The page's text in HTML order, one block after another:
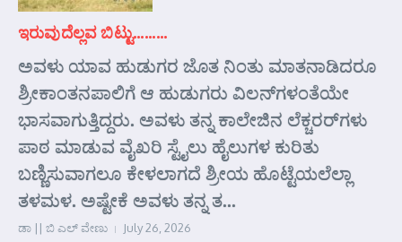
ಇರುವುದೆಲ್ಲವ ಬಿಟ್ಟು………
ಅವಳು ಯಾವ ಹುಡುಗರ ಜೊತ ನಿಂತು ಮಾತನಾಡಿದರೂ
ಶ್ರೀಕಾಂತನಪಾಲಿಗೆ ಆ ಹುಡುಗರು ವಿಲನ್‌ಗಳಂತೆಯೇ
ಭಾಸವಾಗುತ್ತಿದ್ದರು. ಅವಳು ತನ್ನ ಕಾಲೇಜಿನ ಲೆಕ್ಚರರ್‌ಗಳು
ಪಾಠ ಮಾಡುವ ವೈಖರಿ ಸ್ಟೈಲು ಹೈಲುಗಳ ಕುರಿತು
ಬಣ್ಣಿಸುವಾಗಲೂ ಕೇಳಲಾಗದೆ ಶ್ರೀಯ ಹೊಟ್ಟೆಯಲೆಲ್ಲಾ
ತಳಮಳ. ಅಷ್ಟೇಕೆ ಅವಳು ತನ್ನ ತ...
ಡಾ || ಬಿ ಎಲ್ ವೇಣು July 26, 2026